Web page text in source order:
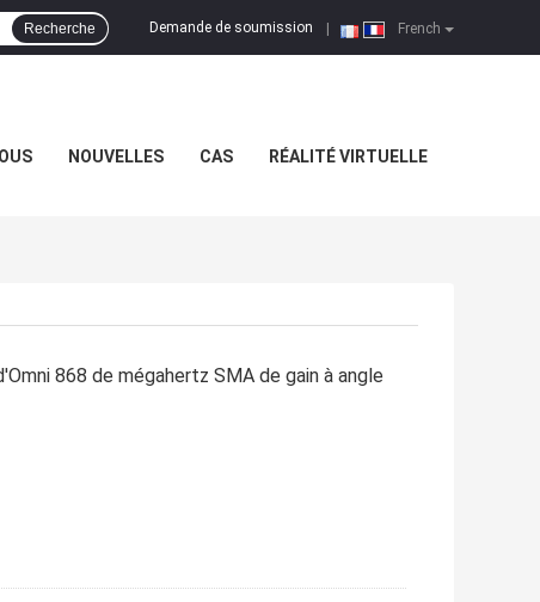
French
Demande de soumission
Recherche
NOUVELLES CAS RÉALITÉ VIRTUELLE
868 de mégahertz SMA de gain à angle